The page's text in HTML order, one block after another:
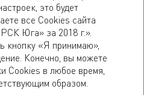
в Годовом отчете,
прогноз
и подвержены влиянию
включают в себя:
и финансовых
это будет
все Cookies сайта
Юга» за 2018 г.».
кнопку «Я принимаю»,
Конечно, вы можете
Cookies в любое время,
образом.